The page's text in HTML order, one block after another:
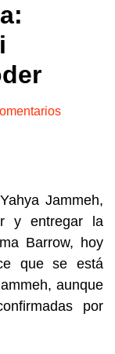
Jammeh,
y entregar la
Barrow,
hoy
que se está
aunque
por